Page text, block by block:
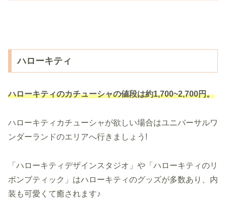
ハローキティ
ハローキティのカチューシャの値段は約1,700~2,700円。
ハローキティカチューシャが欲しい場合はユニバーサルワ
ンダーランドのエリアへ行きましょう!
「ハローキティデザインスタジオ」や「ハローキティのリ
ボンブティック」はハローキティのグッズが多数あり、内
装も可愛くて癒されます♪